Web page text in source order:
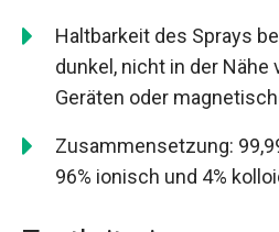
Haltbarkeit des Sprays
dunkel, nicht in der Nähe
Geräten oder
Zusammensetzung:
96% ionisch und 4%